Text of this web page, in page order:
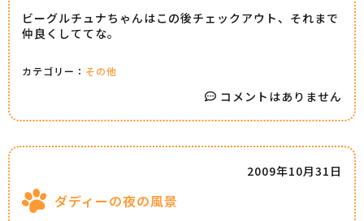
ビーグルチュナちゃんはこの後チェックアウト、それまで
仲良くしててな。
カテゴリー： その他
コメントはありません
ダディーの夜の風景
2009年10月31日